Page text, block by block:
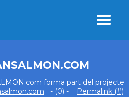
forma part del projecte
- (0) - Permalink (#)